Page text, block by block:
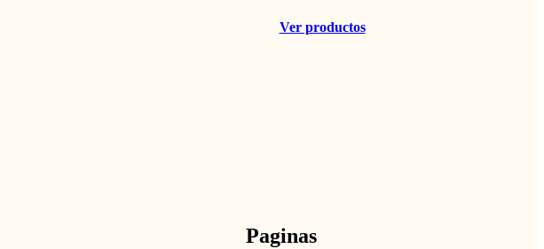
Ver productos
Paginas